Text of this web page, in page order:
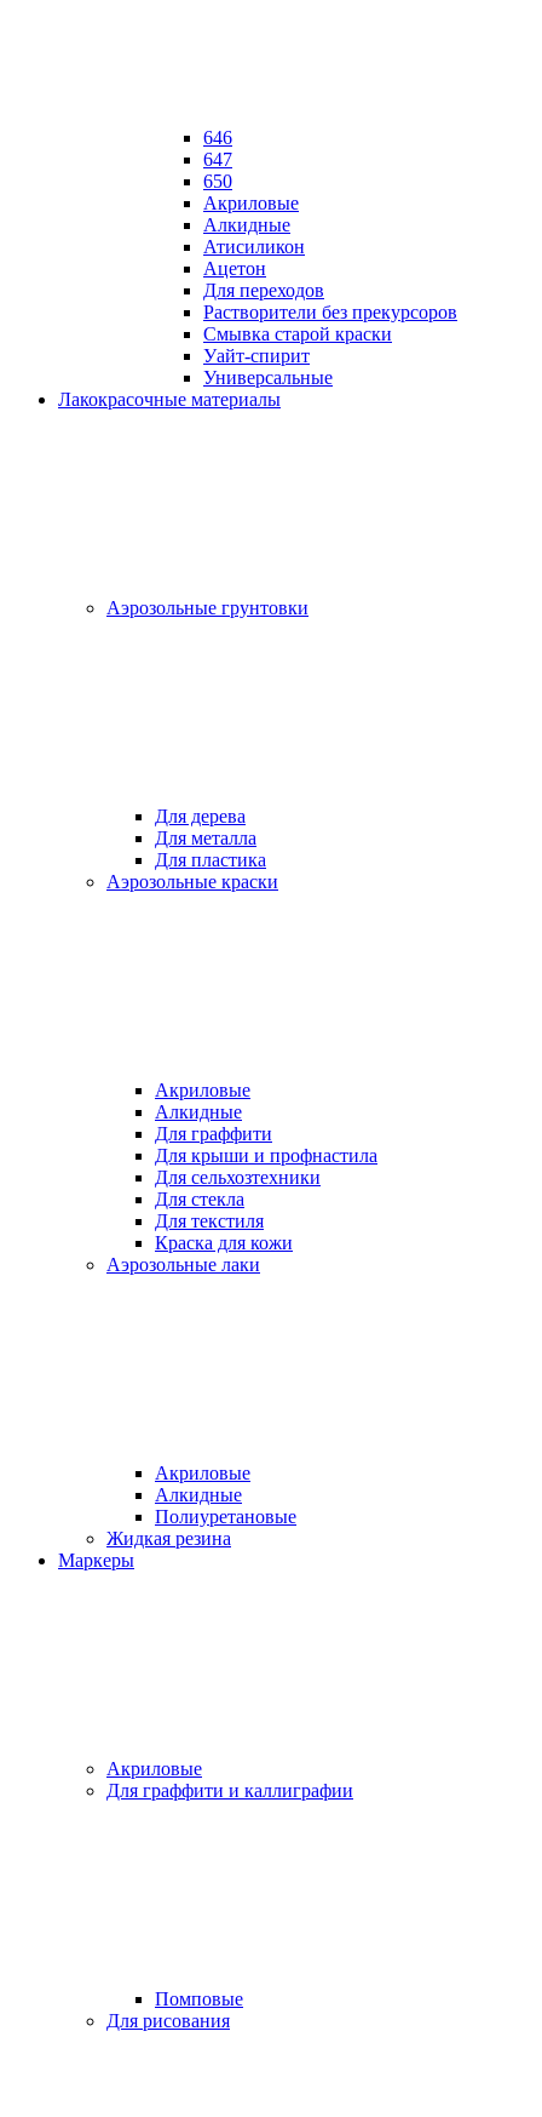
646
647
650
Акриловые
Алкидные
Атисиликон
Ацетон
Для переходов
Растворители без прекурсоров
Смывка старой краски
Уайт-спирит
Универсальные
Лакокрасочные материалы
Аэрозольные грунтовки
Для дерева
Для металла
Для пластика
Аэрозольные краски
Акриловые
Алкидные
Для граффити
Для крыши и профнастила
Для сельхозтехники
Для стекла
Для текстиля
Краска для кожи
Аэрозольные лаки
Акриловые
Алкидные
Полиуретановые
Жидкая резина
Маркеры
Акриловые
Для граффити и каллиграфии
Помповые
Для рисования